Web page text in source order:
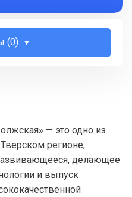
(0)
— это одно из
регионе,
делающее
и выпуск